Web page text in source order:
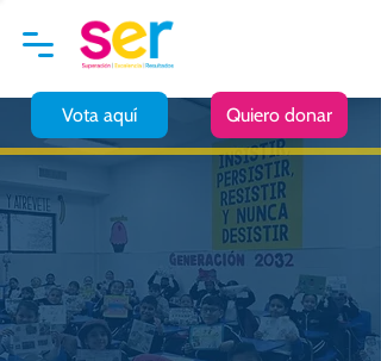
Quiero donar
Vota aquí